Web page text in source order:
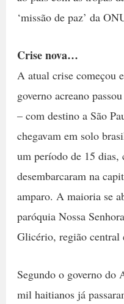
‘missão de paz’ da
Crise nova…
A atual crise começou
governo acreano
– com destino a São
chegavam em solo
um período de 15 dias,
desembarcaram na
amparo. A maioria se
paróquia Nossa
Glicério, região central
Segundo o governo do
mil haitianos já